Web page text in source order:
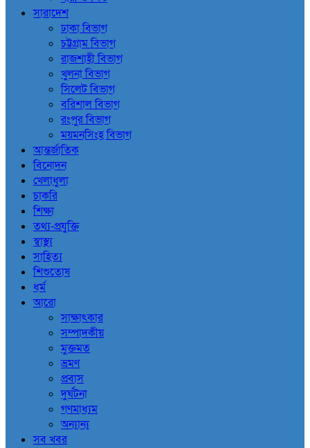
সারাদেশ
ঢাকা বিভাগ
চট্টগ্রাম বিভাগ
রাজশাহী বিভাগ
খুলনা বিভাগ
সিলেট বিভাগ
বরিশাল বিভাগ
রংপুর বিভাগ
ময়মনসিংহ বিভাগ
আন্তর্জাতিক
বিনোদন
খেলাধুলা
চাকরি
শিক্ষা
তথ্য-প্রযুক্তি
স্বাস্থ্য
সাহিত্য
শিশুতোষ
ধর্ম
আরো
সাক্ষাৎকার
সম্পাদকীয়
মুক্তমত
ভ্রমণ
প্রবাস
দুর্ঘটনা
গণমাধ্যম
অন্যান্য
সব খবর